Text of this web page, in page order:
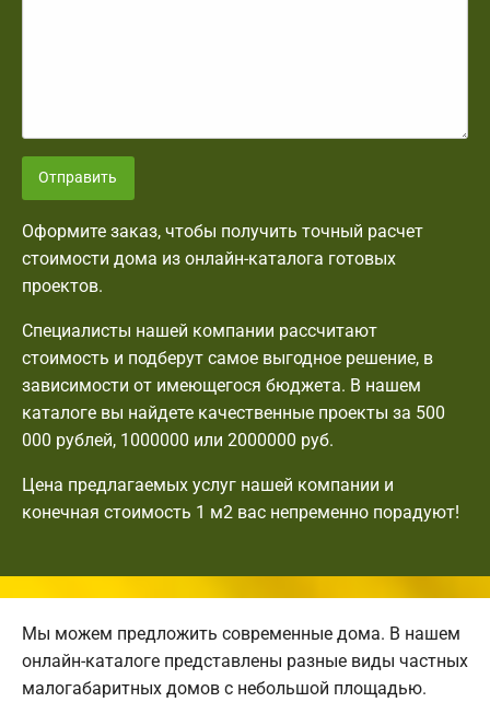
Отправить
Оформите заказ, чтобы получить точный расчет
стоимости дома из онлайн-каталога готовых
проектов.
Специалисты нашей компании рассчитают
стоимость и подберут самое выгодное решение, в
зависимости от имеющегося бюджета. В нашем
каталоге вы найдете качественные проекты за 500
000 рублей, 1000000 или 2000000 руб.
Цена предлагаемых услуг нашей компании и
конечная стоимость 1 м2 вас непременно порадуют!
Мы можем предложить современные дома. В нашем
онлайн-каталоге представлены разные виды частных
малогабаритных домов с небольшой площадью.